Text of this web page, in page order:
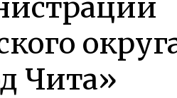
Чита»